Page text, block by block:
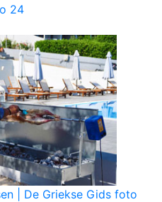
24
| De Griekse Gids foto